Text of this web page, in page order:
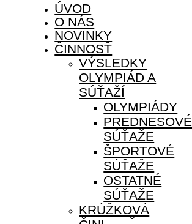
ÚVOD
O NÁS
NOVINKY
ČINNOSŤ
VÝSLEDKY
OLYMPIÁD A
SÚŤAŽÍ
OLYMPIÁDY
PREDNESOVÉ
SÚŤAŽE
ŠPORTOVÉ
SÚŤAŽE
OSTATNÉ
SÚŤAŽE
KRÚŽKOVÁ